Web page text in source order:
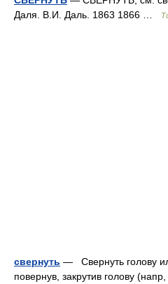
Даля. В.И. Даль. 1863 1866 …
свернуть — Свернуть голову
повернув, закрутив голову